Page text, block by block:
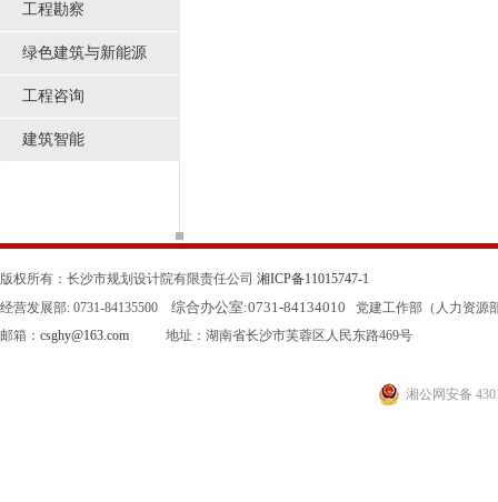
工程勘察
绿色建筑与新能源
工程咨询
建筑智能
版权所有：长沙市规划设计院有限责任公司 湘ICP备11015747-1
经营发展部: 0731-84135500 综合办公室:0731-84134010
党建工作部（人力资源
邮箱： csghy@163.com 地址：湖南省长沙市芙蓉区人民东路469号
湘公网安备